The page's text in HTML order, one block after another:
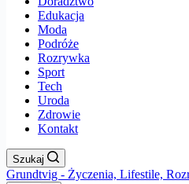
Edukacja
Moda
Podróże
Rozrywka
Sport
Tech
Uroda
Zdrowie
Kontakt
Szukaj
Grundtvig - Życzenia, Lifestile,